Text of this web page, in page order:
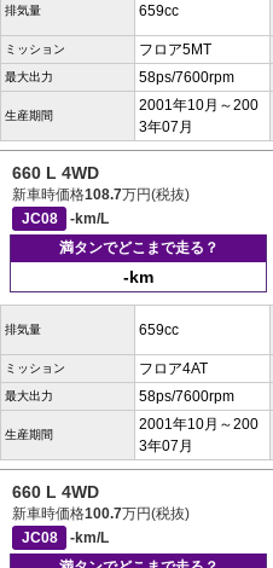
排気量 659cc
ミッション フロア5MT
最大出力 58ps/7600rpm
生産期間
2001年10月～200
3年07月
660 L 4WD
新車時価格108.7万円(税抜)
JC08
-km/L
満タンでどこまで走る？
-km
排気量 659cc
ミッション フロア4AT
最大出力 58ps/7600rpm
生産期間
2001年10月～200
3年07月
660 L 4WD
新車時価格100.7万円(税抜)
JC08
-km/L